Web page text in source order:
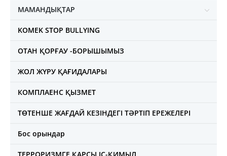
МАМАНДЫҚТАР
KOMEK STOP BULLYING
ОТАН ҚОРҒАУ -БОРЫШЫМЫЗ
ЖОЛ ЖҮРУ ҚАҒИДАЛАРЫ
КОМПЛАЕНС ҚЫЗМЕТ
ТӨТЕНШЕ ЖАҒДАЙ КЕЗІНДЕГІ ТӘРТІП ЕРЕЖЕЛЕРІ
Бос орындар
ТЕРРОРИЗМГЕ ҚАРСЫ ІС-ҚИМЫЛ